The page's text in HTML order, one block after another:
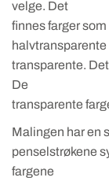
velge. Det
finnes farger
halvtransparente
transparente.
De
transparente
Malingen har en
penselstrøkene
fargene